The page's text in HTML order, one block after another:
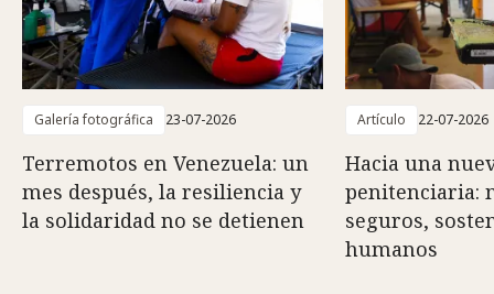
Galería fotográfica 23-07-2026
Terremotos en Venezuela: un
mes después, la resiliencia y
la solidaridad no se detienen
Artículo 22-07-2026
Hacia una
penitenciaria:
seguros,
humanos